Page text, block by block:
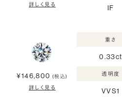
詳しく見る IF
¥146,800 (税込)
詳しく見る
重さ
0.33ct
透明度
VVS1